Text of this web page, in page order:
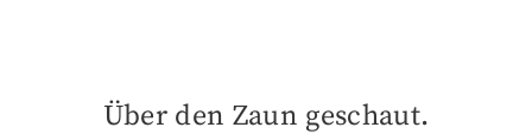
Über den Zaun geschaut.